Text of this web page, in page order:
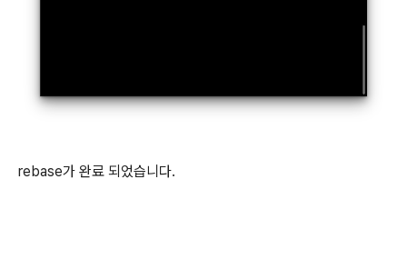
rebase가 완료 되었습니다.